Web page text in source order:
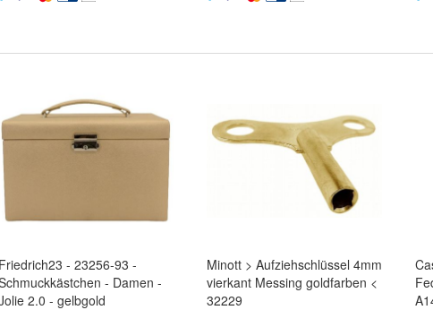
Friedrich23 - 23256-93 -
- Damen -
2.0 - gelbgold
Minott > Aufziehschlüssel 4mm
vierkant Messing goldfarben <
32229